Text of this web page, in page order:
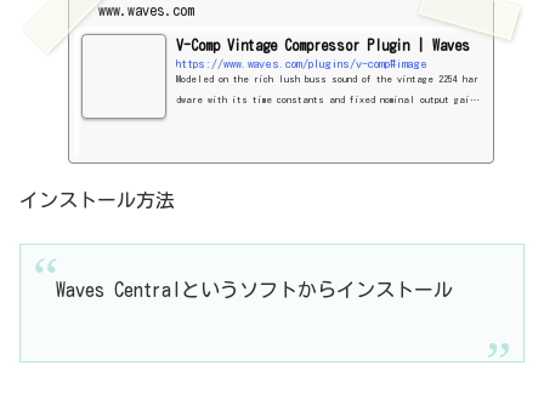
www.waves.com
V-Comp Vintage Compressor Plugin | Waves
https://www.waves.com/plugins/v-comp#image
Modeled on the rich lush buss sound of the vintage 2254 har
dware with its time constants and fixed nominal output gain,
インストール方法
Waves Centralというソフトからインストール